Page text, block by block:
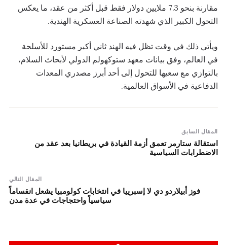
مقارنة بنحو 7.3 ملايين دولار فقط قبل أكثر من عقد، ما يعكس
التحول الكبير الذي شهدته الصناعة العسكرية الهندية.
ويأتي ذلك في وقت تظل فيه الهند ثاني أكبر مستورد للأسلحة
في العالم، وفق بيانات معهد ستوكهولم الدولي لأبحاث السلام،
بالتوازي مع سعيها للتحول إلى أحد أبرز مصدري المعدات
الدفاعية في الأسواق العالمية.
المقال السابق
استقالة ستارمر تعمق أزمة القيادة في بريطانيا بعد عقد من
الاضطرابات السياسية
المقال التالي
فوز أبيلاردو دي لا إسبرييا في انتخابات كولومبيا يشعل انقساماً
سياسياً واحتجاجات في عدة مدن